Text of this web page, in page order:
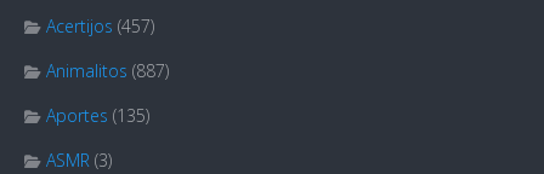
Acertijos (457)
Animalitos (887)
Aportes (135)
ASMR (3)